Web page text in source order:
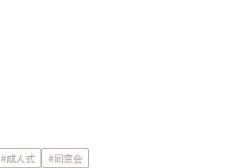
#成人式
#同窓会